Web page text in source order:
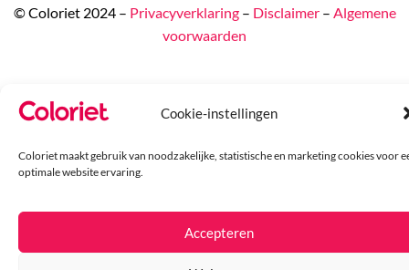
Cookie-instellingen
Coloriet maakt gebruik van noodzakelijke, statistische en marketing cookies voor
optimale website ervaring.
Accepteren
© Coloriet 2024 – Privacyverklaring– Disclaimer– Algemene
voorwaarden